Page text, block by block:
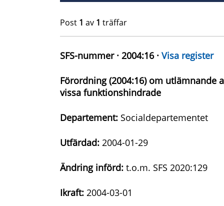
Post 1 av 1 träffar
SFS-nummer · 2004:16 · Visa register
Förordning (2004:16) om utlämnande
vissa funktionshindrade
Departement: Socialdepartementet
Utfärdad: 2004-01-29
Ändring införd: t.o.m. SFS 2020:129
Ikraft: 2004-03-01